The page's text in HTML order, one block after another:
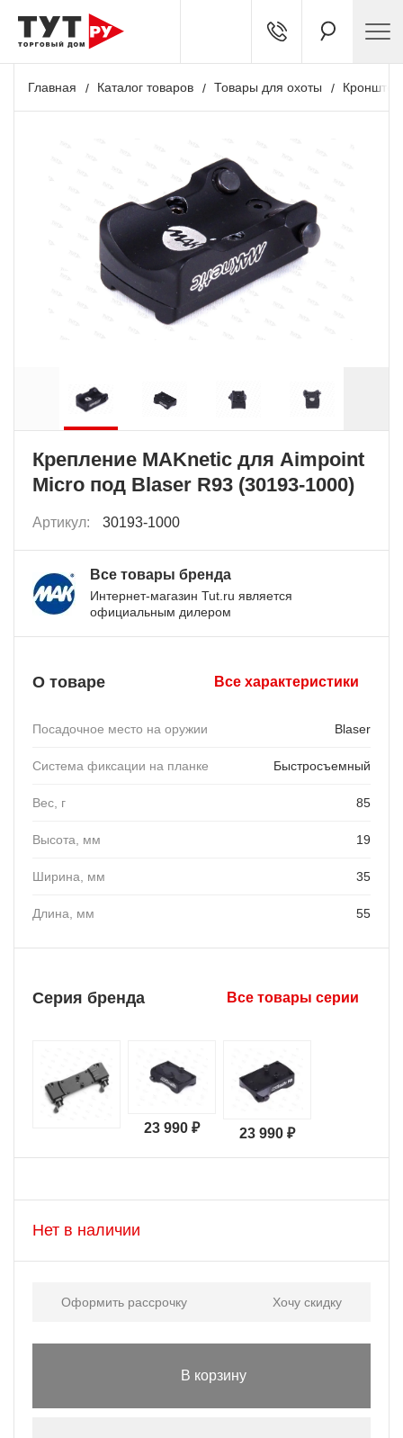
Главная Каталог товаров Товары для охоты
Крепление MAKnetic для Aimpoint
Micro под Blaser R93 (30193-1000)
Артикул: 30193-1000
Все товары бренда
Интернет-магазин Tut.ru является
официальным дилером
О товаре Все характеристики
Посадочное место на оружии Blaser
Система фиксации на планке Быстросъемный
Вес, г 85
Высота, мм 19
Ширина, мм 35
Длина, мм 55
Серия бренда Все товары серии
23 990 ₽ 23 990 ₽
Нет в наличии
Оформить рассрочку Хочу скидку
В корзину